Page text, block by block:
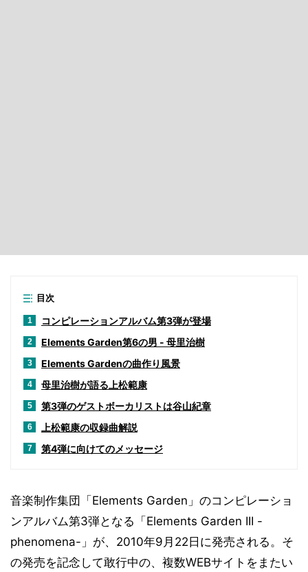
目次
1 コンピレーションアルバム第3弾が登場
2 Elements Garden第6の男 - 母里治樹
3 Elements Gardenの曲作り風景
4 母里治樹が語る上松範康
5 第3弾のゲストボーカリストは谷山紀章
6 上松範康の収録曲解説
7 第4弾に向けてのメッセージ
音楽制作集団「Elements Garden」のコンピレーショ
ンアルバム第3弾となる「Elements Garden III -
phenomena-」が、2010年9月22日に発売される。そ
の発売を記念して敢行中の、複数WEBサイトをまたい